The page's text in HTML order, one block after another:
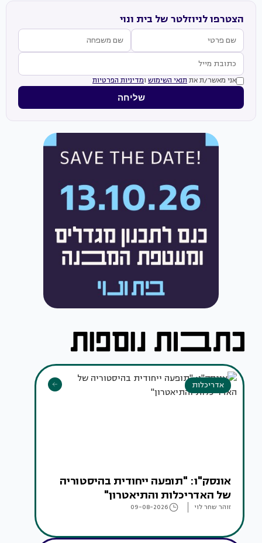
הצטרפו לניוזלטר של בית ונוי
אני מאשר/ת את תנאי השימוש ומדיניות הפרטיות
שליחה
אדריכלות
אונסק"ו: "תופעה ייחודית בהיסטוריה
של האדריכלות והתיאטרון"
זוהר שחר לוי 09-08-2026